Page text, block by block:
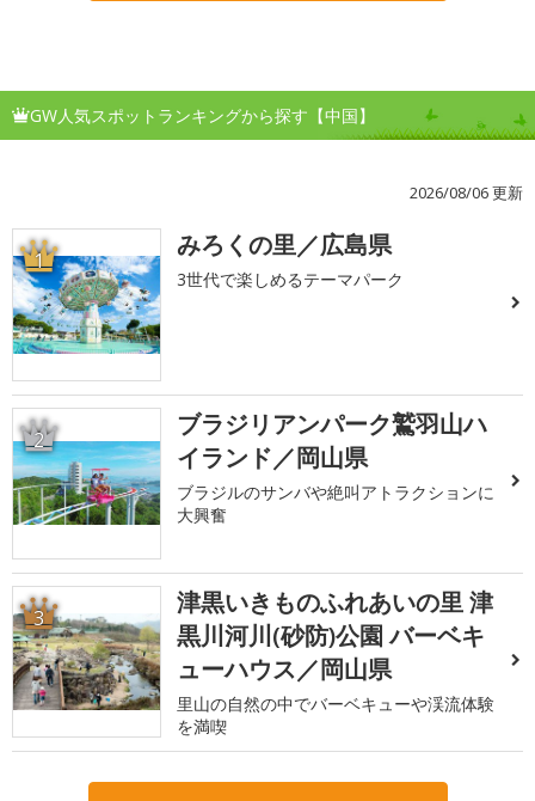
GW人気スポットランキングから探す【中国】
2026/08/06 更新
1 みろくの里／広島県
3世代で楽しめるテーマパーク
2
ブラジリアンパーク鷲羽山ハ
イランド／岡山県
ブラジルのサンバや絶叫アトラクションに
大興奮
3
津黒いきものふれあいの里 津
黒川河川(砂防)公園 バーベキ
ューハウス／岡山県
里山の自然の中でバーベキューや渓流体験
を満喫